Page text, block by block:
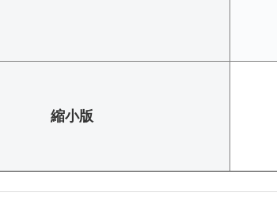
縮小版